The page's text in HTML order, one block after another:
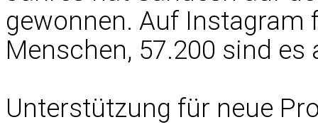
gewonnen. Auf Instagram
Menschen, 57.200 sind es
Unterstützung für neue